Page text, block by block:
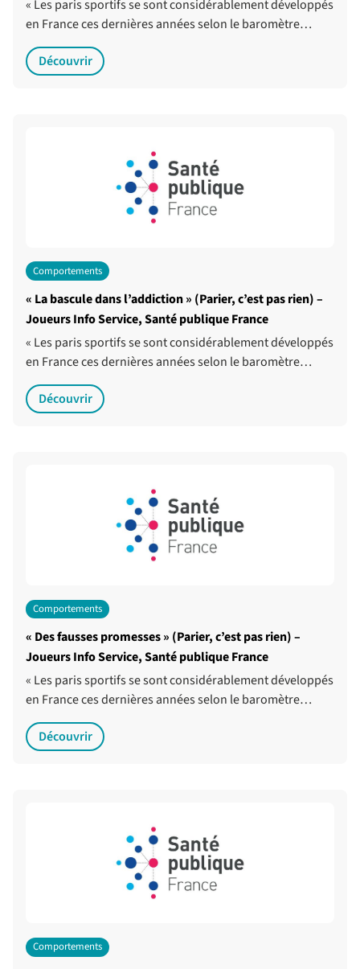
« Les paris sportifs se sont considérablement développés
en France ces dernières années selon le baromètre…
Découvrir
Comportements
« La bascule dans l’addiction » (Parier, c’est pas rien) –
Joueurs Info Service, Santé publique France
« Les paris sportifs se sont considérablement développés
en France ces dernières années selon le baromètre…
Découvrir
Comportements
« Des fausses promesses » (Parier, c’est pas rien) –
Joueurs Info Service, Santé publique France
« Les paris sportifs se sont considérablement développés
en France ces dernières années selon le baromètre…
Découvrir
Comportements